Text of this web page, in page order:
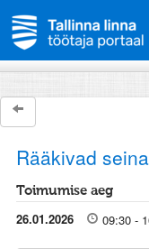
Rääkivad
Toimumise aeg
26.01.2026 09:30 -